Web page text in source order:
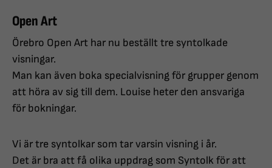
Open Art
Örebro Open Art har nu beställt tre syntolkade
visningar.
Man kan även boka specialvisning för grupper genom
att höra av sig till dem. Louise heter den ansvariga
för bokningar.
Vi är tre syntolkar som tar varsin visning i år.
Det är bra att få olika uppdrag som Syntolk för att